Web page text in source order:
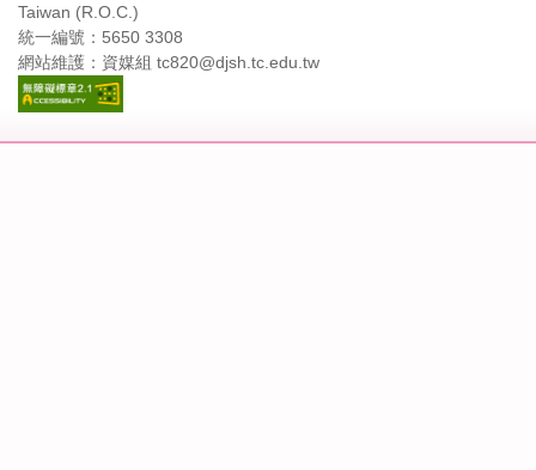
Taiwan (R.O.C.)
統一編號：5650 3308
網站維護：資媒組 tc820@djsh.tc.edu.tw